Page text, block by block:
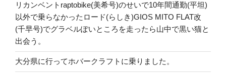
リカンベントraptobike(美希号)のせいで10年間通勤(平坦)
以外で乗らなかったロード(らしき)GIOS MITO FLAT改
(千早号)でグラベルぽいところを走ったら山中で黒い猫と
出会う。
大分県に行ってホバークラフトに乗りました。